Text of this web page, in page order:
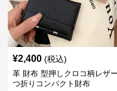
¥2,400 (税込)
革 財布 型押しクロコ柄レザ
つ折りコンパクト財布